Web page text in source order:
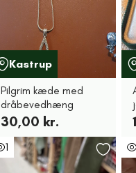
Kastrup
Pilgrim kæde med
dråbevedhæng
30,00 kr.
1